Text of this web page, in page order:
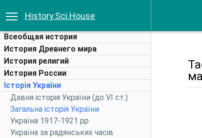
History.Sci.House
Всеобщая история
История Древнего мира
История религий
История России
Історія України
Давня історія України (до VI ст.)
Загальна історія України
Україна 1917-1921 рр
Україна за радянських часів